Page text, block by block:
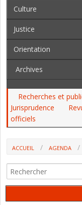
Culture
Justice
Orientation
Archives
Recherches et
Jurisprudence
officiels
ACCUEIL AGENDA
DIALOGUES AVEC JEAN-